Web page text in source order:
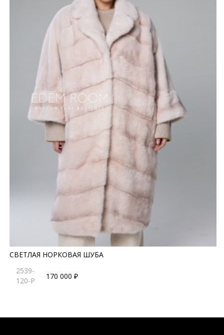
СВЕТЛАЯ НОРКОВАЯ ШУБА
2539-
120-P
170 000 ₽